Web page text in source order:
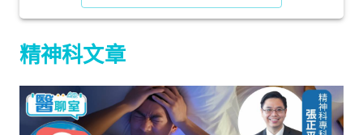
精神科文章